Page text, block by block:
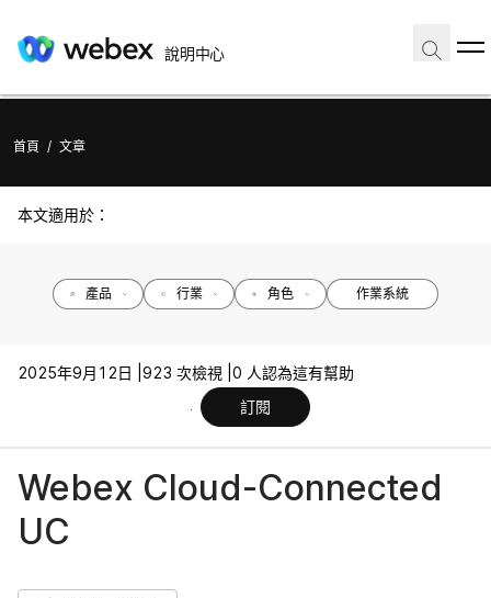
說明中心
首頁 / 文章
本文適用於：
產品 行業 角色 作業系統
2025年9月12日 | 923 次檢視 | 0 人認為這有幫助
訂閱
Webex Cloud-Connected
UC